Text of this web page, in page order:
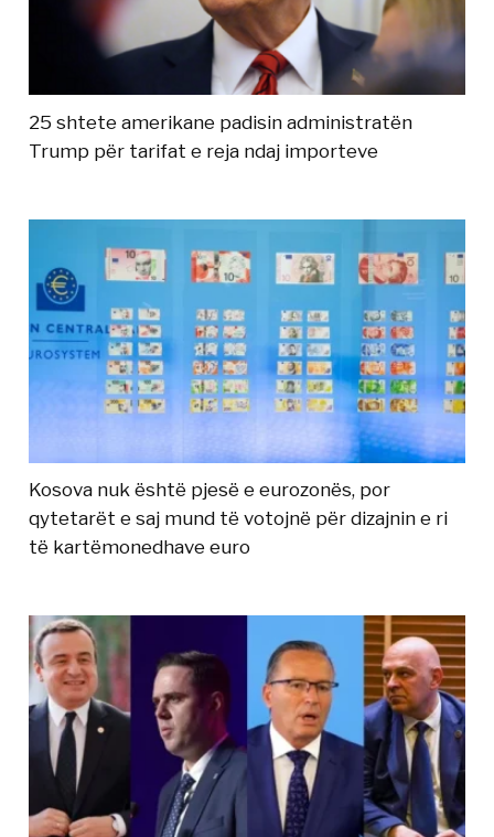
25 shtete amerikane padisin administratën
Trump për tarifat e reja ndaj importeve
Kosova nuk është pjesë e eurozonës, por
qytetarët e saj mund të votojnë për dizajnin e ri
të kartëmonedhave euro